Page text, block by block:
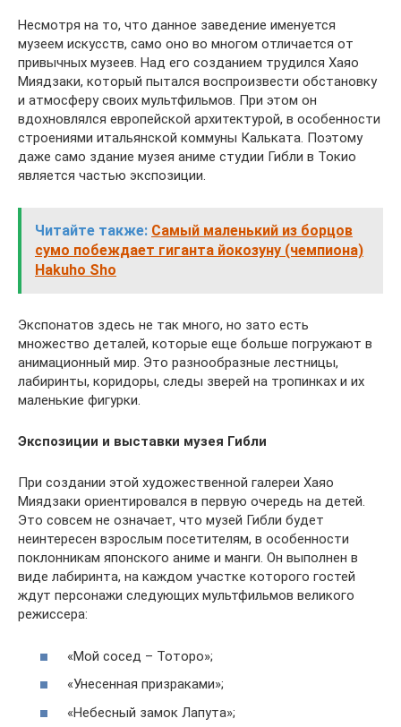
Несмотря на то, что данное заведение именуется
музеем искусств, само оно во многом отличается от
привычных музеев. Над его созданием трудился Хаяо
Миядзаки, который пытался воспроизвести обстановку
и атмосферу своих мультфильмов. При этом он
вдохновлялся европейской архитектурой, в особенности
строениями итальянской коммуны Кальката. Поэтому
даже само здание музея аниме студии Гибли в Токио
является частью экспозиции.
Читайте также: Самый маленький из борцов
сумо побеждает гиганта йокозуну (чемпиона)
Hakuho Sho
Экспонатов здесь не так много, но зато есть
множество деталей, которые еще больше погружают в
анимационный мир. Это разнообразные лестницы,
лабиринты, коридоры, следы зверей на тропинках и их
маленькие фигурки.
Экспозиции и выставки музея Гибли
При создании этой художественной галереи Хаяо
Миядзаки ориентировался в первую очередь на детей.
Это совсем не означает, что музей Гибли будет
неинтересен взрослым посетителям, в особенности
поклонникам японского аниме и манги. Он выполнен в
виде лабиринта, на каждом участке которого гостей
ждут персонажи следующих мультфильмов великого
режиссера:
«Мой сосед – Тоторо»;
«Унесенная призраками»;
«Небесный замок Лапута»;